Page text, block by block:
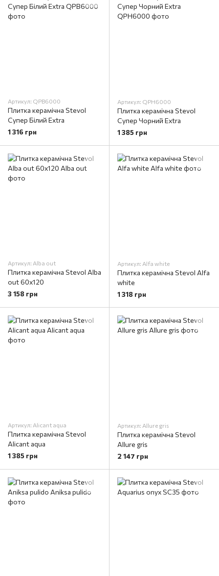
Артикул: QPB6000
Плитка керамічна Stevol
Супер Білий Extra
1 316 грн
Артикул: QPH6000
Плитка керамічна Stevol
Супер Чорний Extra
1 385 грн
Артикул: Alba out
Плитка керамічна Stevol Alba
out 60x120
3 158 грн
Артикул: Alfa white
Плитка керамічна Stevol Alfa
white
1 318 грн
Артикул: Alicant aqua
Плитка керамічна Stevol
Alicant aqua
1 385 грн
Артикул: Allure gris
Плитка керамічна Stevol
Allure gris
2 147 грн